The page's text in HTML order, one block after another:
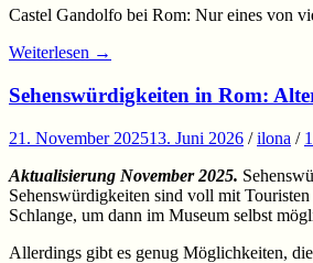
Castel Gandolfo bei Rom: Nur eines von
Weiterlesen →
Sehenswürdigkeiten in Rom:
21. November 202513. Juni 2026 /ilona /
Aktualisierung November 2025.
Sehenswürdigkeiten sind voll mit
Schlange, um dann im Museum selbst
Allerdings gibt es genug Möglichkeiten,